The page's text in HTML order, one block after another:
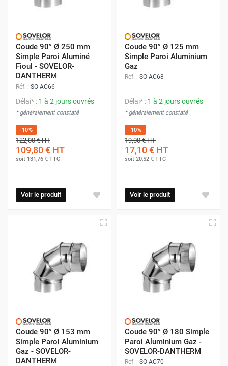
Coude 90° Ø 250 mm
Simple Paroi Aluminé
Fioul - SOVELOR-
DANTHERM
Réf. : SO AC66
Délai* : 1 à 2 jours ouvrés
* généralement constaté
-10%
122,00 €HT
109,80 € HT
soit 131,76 € TTC
Voir le produit
Coude 90° Ø 125 mm
Simple Paroi Aluminium
Gaz
Réf. : SO AC68
Délai* : 1 à 2 jours ouvrés
* généralement constaté
-10%
19,00 €HT
17,10 € HT
soit 20,52 € TTC
Voir le produit
Coude 90° Ø 153 mm
Simple Paroi Aluminium
Gaz - SOVELOR-
DANTHERM
Coude 90° Ø 180 Simple
Paroi Aluminium Gaz -
SOVELOR-DANTHERM
Réf. : SO AC70